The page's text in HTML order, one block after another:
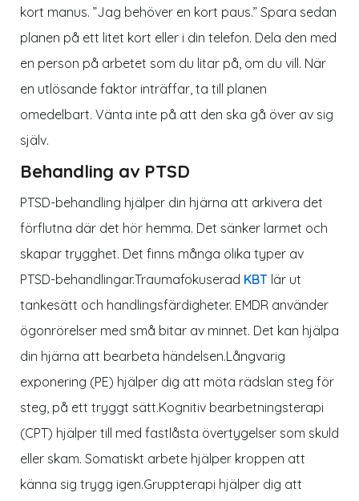
kort manus. ”Jag behöver en kort paus.” Spara sedan
planen på ett litet kort eller i din telefon. Dela den med
en person på arbetet som du litar på, om du vill. När
en utlösande faktor inträffar, ta till planen
omedelbart. Vänta inte på att den ska gå över av sig
själv.
Behandling av PTSD
PTSD-behandling hjälper din hjärna att arkivera det
förflutna där det hör hemma. Det sänker larmet och
skapar trygghet. Det finns många olika typer av
PTSD-behandlingar.Traumafokuserad KBT lär ut
tankesätt och handlingsfärdigheter. EMDR använder
ögonrörelser med små bitar av minnet. Det kan hjälpa
din hjärna att bearbeta händelsen.Långvarig
exponering (PE) hjälper dig att möta rädslan steg för
steg, på ett tryggt sätt.Kognitiv bearbetningsterapi
(CPT) hjälper till med fastlåsta övertygelser som skuld
eller skam. Somatiskt arbete hjälper kroppen att
känna sig trygg igen.Gruppterapi hjälper dig att